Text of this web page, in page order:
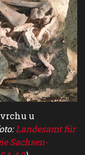
u
Landesamt für
Sachsen-